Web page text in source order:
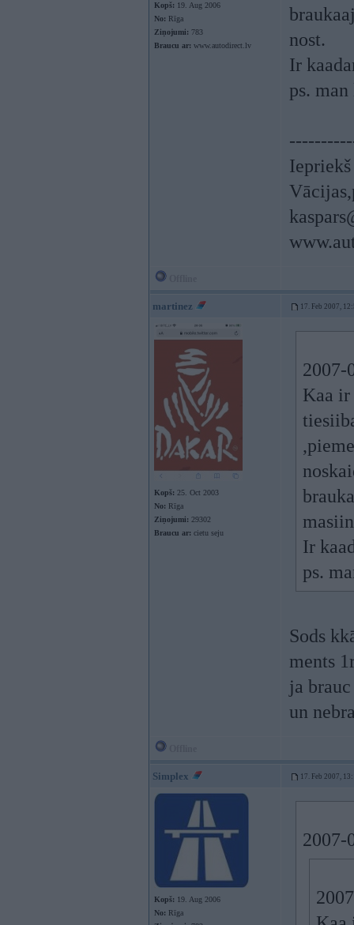
Kopš: 19. Aug 2006
No: Rīga
Ziņojumi: 783
Braucu ar: www.autodirect.lv
nost.
Ir
ps.
martinez 17. Feb 2007,
Kopš: 25. Oct 2003
No: Rīga
Ziņojumi: 29302
Braucu ar: cietu seju
2007-
Kaa
Ir
ps.
Sods
ments
ja
un
Simplex 17. Feb 2007,
Kopš: 19. Aug 2006
No: Rīga
2007-